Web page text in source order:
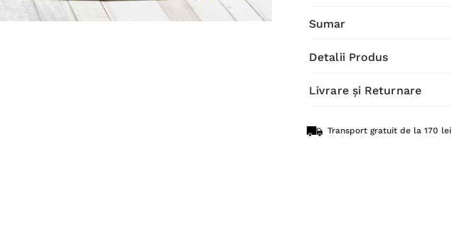
Sumar
Detalii Produs
Livrare și Returnare
Transport gratuit de la 170 lei